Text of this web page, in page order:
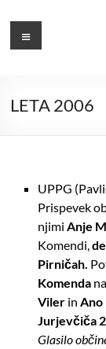
Meni
LETA 2006
UPPG
Prispevek
njimi Anje
Komendi,
Pirničah.
Komenda
Viler inAno
Jurjevčiča
Glasilo